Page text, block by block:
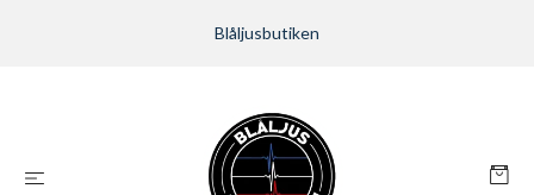
Blåljusbutiken